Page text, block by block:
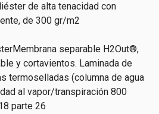
de alta tenacidad con
de 300 gr/m2
separable H2Out®,
y cortavientos. Laminada de
termoselladas (columna de agua
al vapor/transpiración 800
parte 26